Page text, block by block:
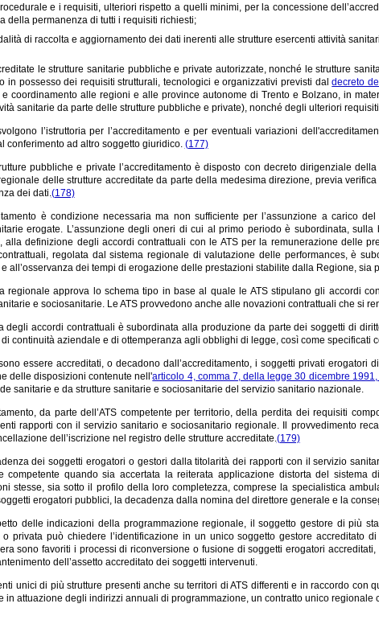
e i requisiti, ulteriori rispetto a quelli minimi, per la concessione
della permanenza di tutti i requisiti richiesti;
di raccolta e aggiornamento dei dati inerenti alle strutture esercenti attività
le strutture sanitarie pubbliche e private autorizzate, nonché le strutture
in possesso dei requisiti strutturali, tecnologici e organizzativi previsti daldecreto
coordinamento alle regioni e alle province autonome di Trento e Bolzano, in
sanitarie da parte delle strutture pubbliche e private), nonché degli ulteriori
l’istruttoria per l’accreditamento e per eventuali variazioni
conferimento ad altro soggetto giuridico. (177)
pubbliche e private l’accreditamento è disposto con decreto dirigenziale
delle strutture accreditate da parte della medesima direzione, previa
dei dati.(178)
è condizione necessaria ma non sufficiente per l’assunzione a carico
erogate. L’assunzione degli oneri di cui al primo periodo è subordinata,
alla definizione degli accordi contrattuali con le ATS per la remunerazione delle
regolata dal sistema regionale di valutazione delle performances, è
all’osservanza dei tempi di erogazione delle prestazioni stabilite dalla Regione,
regionale approva lo schema tipo in base al quale le ATS stipulano gli accordi
e sociosanitarie. Le ATS provvedono anche alle novazioni contrattuali che si
degli accordi contrattuali è subordinata alla produzione da parte dei soggetti di
continuità aziendale e di ottemperanza agli obblighi di legge, così come specificati
essere accreditati, o decadono dall’accreditamento, i soggetti privati
delle disposizioni contenute nell'articolo 4, comma 7, della legge 30 dicembre 1991,
sanitarie e da strutture sanitarie e sociosanitarie del servizio sanitario nazionale.
da parte dell’ATS competente per territorio, della perdita dei requisiti
rapporti con il servizio sanitario e sociosanitario regionale. Il provvedimento
dell’iscrizione nel registro delle strutture accreditate.(179)
dei soggetti erogatori o gestori dalla titolarità dei rapporti con il servizio
competente quando sia accertata la reiterata applicazione distorta del
stesse, sia sotto il profilo della loro completezza, comprese la specialistica
erogatori pubblici, la decadenza dalla nomina del direttore generale e la
delle indicazioni della programmazione regionale, il soggetto gestore di più
o privata può chiedere l’identificazione in un unico soggetto gestore accreditato
sono favoriti i processi di riconversione o fusione di soggetti erogatori
dell’assetto accreditato dei soggetti intervenuti.
unici di più strutture presenti anche su territori di ATS differenti e in raccordo
in attuazione degli indirizzi annuali di programmazione, un contratto unico regionale